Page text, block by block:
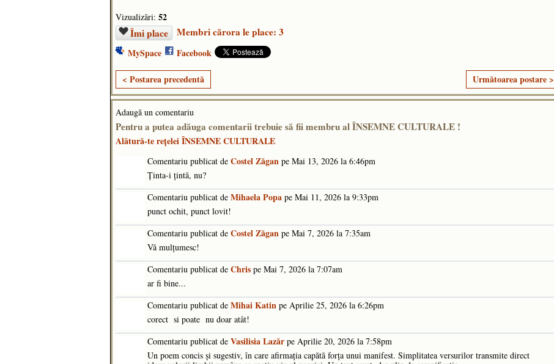
Vizualizări: 52
Îmi place Membri cărora le place: 3
MySpace Facebook
< Postarea precedentă Următoarea postare >
Adaugă un comentariu
Pentru a putea adăuga comentarii trebuie să fii membru al ÎNSEMNE CULTURALE !
Alătură-te reţelei ÎNSEMNE CULTURALE
Comentariu publicat de Costel Zăgan pe Mai 13, 2026 la 6:46pm
Ținta-i țintă, nu?
Comentariu publicat de Mihaela Popa pe Mai 11, 2026 la 9:33pm
punct ochit, punct lovit!
Comentariu publicat de Costel Zăgan pe Mai 7, 2026 la 7:35am
Vă mulțumesc!
Comentariu publicat de Chris pe Mai 7, 2026 la 7:07am
ar fi bine...
Comentariu publicat de Mihai Katin pe Aprilie 25, 2026 la 6:26pm
corect si poate nu doar atât!
Comentariu publicat de Vasilisia Lazăr pe Aprilie 20, 2026 la 7:58pm
Un poem concis și sugestiv, în care afirmația capătă forța unui manifest. Simplitatea versurilor transmite direct